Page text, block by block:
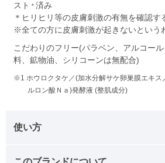
スト ＊ 済み
＊ヒリヒリ等の皮膚刺激の有無を確認す
※全ての方に皮膚刺激が起きないという
こだわりのフリー(パラベン、アルコー
料、鉱物油、シリコーンは無配合)
※1 ホウロクタケ／(加水分解サケ卵巣膜エキス
ルロン酸Ｎａ)発酵液 (整肌成分)
使い方